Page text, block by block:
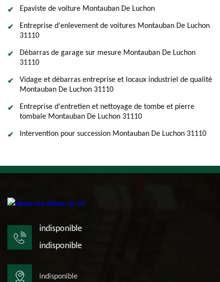
Epaviste de voiture Montauban De Luchon
Entreprise d'enlevement de voitures Montauban De Luchon
31110
Débarras de garage sur mesure Montauban De Luchon
31110
Vidage et débarras entreprise et locaux industriel de qualité
Montauban De Luchon 31110
Entreprise d'entretien et nettoyage de tombe et pierre
tombale Montauban De Luchon 31110
Intervention pour succession Montauban De Luchon 31110
indisponible
indisponible
indisponible